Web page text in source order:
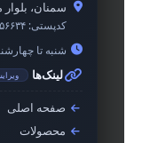
سمنان،
کدپستی:
شنبه تا چهارشنبه ۸
لینک‌ها
صفحه اصلی
محصولات